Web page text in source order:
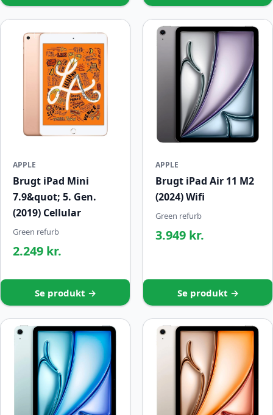
APPLE
Brugt iPad Mini
7.9&quot; 5. Gen.
(2019) Cellular
Green refurb
2.249 kr.
Se produkt →
APPLE
Brugt iPad Air 11 M2
(2024) Wifi
Green refurb
3.949 kr.
Se produkt →